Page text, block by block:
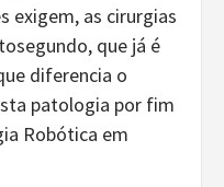
exigem, as cirurgias
que já é
diferencia o
patologia por fim
Robótica em